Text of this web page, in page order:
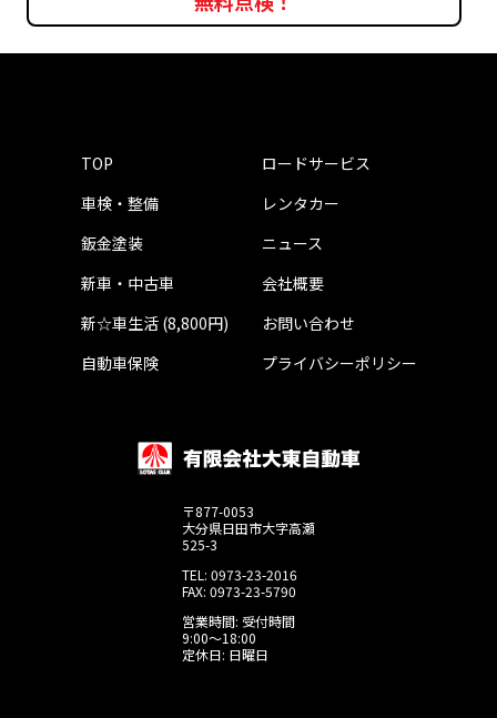
TOP
車検・整備
鈑金塗装
新車・中古車
新☆車生活 (8,800円)
自動車保険
ロードサービス
レンタカー
ニュース
会社概要
お問い合わせ
プライバシーポリシー
〒877-0053
大分県日田市大字高瀬
525-3
TEL: 0973-23-2016
FAX: 0973-23-5790
営業時間: 受付時間
9:00～18:00
定休日: 日曜日